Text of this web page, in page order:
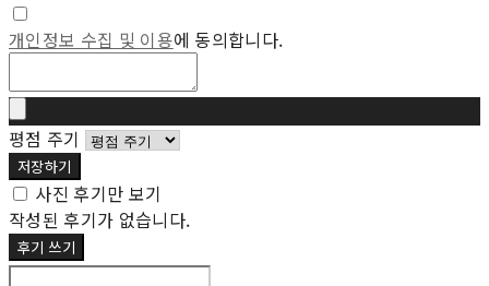
개인정보 수집 및 이용에 동의합니다.
평점 주기
저장하기
사진 후기만 보기
작성된 후기가 없습니다.
후기 쓰기